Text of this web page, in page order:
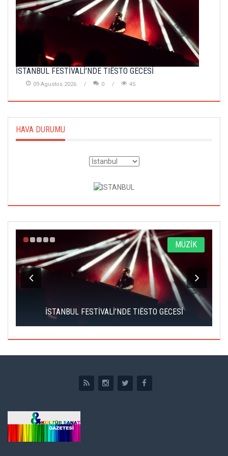
İSTANBUL FESTİVALİ’NDE TIËSTO GECESİ
09 Agustos 2026 0 45
HAVA DURUMU
MÜZİK
İSTANBUL FESTİVALİ’NDE TIËSTO GECESİ